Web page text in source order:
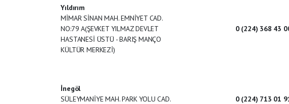
Yıldırım
MİMAR SİNAN MAH. EMNİYET CAD.
NO:79 A(ŞEVKET YILMAZ DEVLET
HASTANESİ ÜSTÜ - BARIŞ MANÇO
KÜLTÜR MERKEZİ)
0 (224) 368 43
İnegöl
SÜLEYMANİYE MAH. PARK YOLU CAD.
0 (224) 713 01